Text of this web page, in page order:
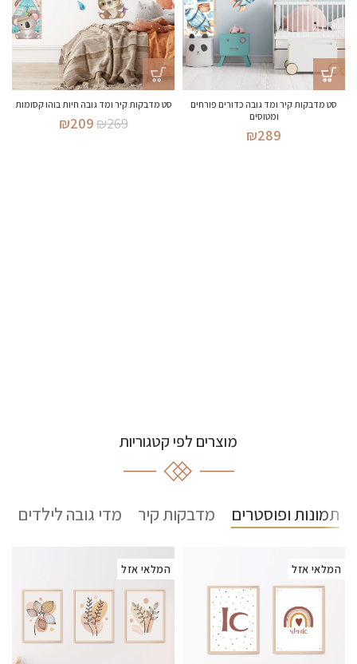
סט מדבקות קיר ומד גובה כדורים פורחים
ומטוסים
₪289
סט מדבקות קיר ומד גובה חיות בוהו קסומות
₪269
המחיר₪209
מוצרים לפי קטגוריות
תמונות ופוסטרים מדבקות קיר מדי גובה לילדים
המלאי אזל המלאי אזל